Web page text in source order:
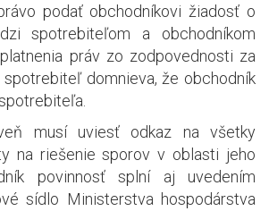
podať obchodníkovi žiadosť o
spotrebiteľom a obchodníkom
práv zo zodpovednosti za
spotrebiteľ domnieva, že obchodník
musí uviesť odkaz na všetky
na riešenie sporov v oblasti jeho
povinnosť splní aj uvedením
sídlo Ministerstva hospodárstva